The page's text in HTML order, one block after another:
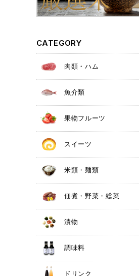
CATEGORY
肉類・ハム
魚介類
果物フルーツ
スイーツ
米類・麺類
佃煮・野菜・総菜
漬物
調味料
ドリンク